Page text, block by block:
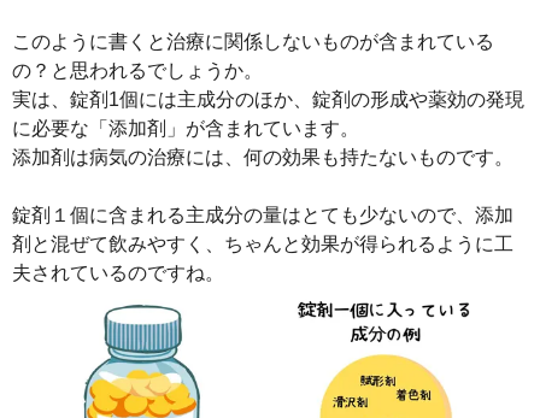
このように書くと治療に関係しないものが含まれている
の？と思われるでしょうか。
実は、錠剤1個には主成分のほか、錠剤の形成や薬効の発現
に必要な「添加剤」が含まれています。
添加剤は病気の治療には、何の効果も持たないものです。
錠剤１個に含まれる主成分の量はとても少ないので、添加
剤と混ぜて飲みやすく、ちゃんと効果が得られるように工
夫されているのですね。